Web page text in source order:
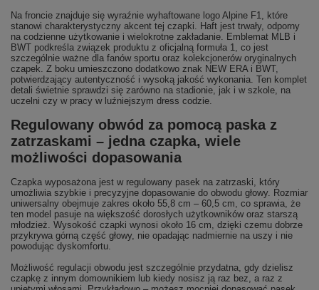
Na froncie znajduje się wyraźnie wyhaftowane logo Alpine F1, które
stanowi charakterystyczny akcent tej czapki. Haft jest trwały, odporny
na codzienne użytkowanie i wielokrotne zakładanie. Emblemat MLB i
BWT podkreśla związek produktu z oficjalną formuła 1, co jest
szczególnie ważne dla fanów sportu oraz kolekcjonerów oryginalnych
czapek. Z boku umieszczono dodatkowo znak NEW ERA i BWT,
potwierdzający autentyczność i wysoką jakość wykonania. Ten komplet
detali świetnie sprawdzi się zarówno na stadionie, jak i w szkole, na
uczelni czy w pracy w luźniejszym dress codzie.
Regulowany obwód za pomocą paska z
zatrzaskami – jedna czapka, wiele
możliwości dopasowania
Czapka wyposażona jest w regulowany pasek na zatrzaski, który
umożliwia szybkie i precyzyjne dopasowanie do obwodu głowy. Rozmiar
uniwersalny obejmuje zakres około 55,8 cm – 60,5 cm, co sprawia, że
ten model pasuje na większość dorosłych użytkowników oraz starszą
młodzież. Wysokość czapki wynosi około 16 cm, dzięki czemu dobrze
przykrywa górną część głowy, nie opadając nadmiernie na uszy i nie
powodując dyskomfortu.
Możliwość regulacji obwodu jest szczególnie przydatna, gdy dzielisz
czapkę z innym domownikiem lub kiedy nosisz ją raz bez, a raz z